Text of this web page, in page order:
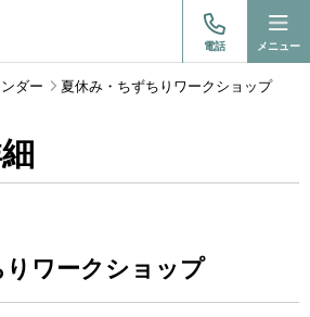
電話 メニュー
ダー 夏休み・ちずちりワークショップ
ワークショップ